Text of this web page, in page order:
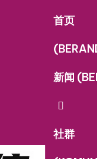
首页
新闻
社群